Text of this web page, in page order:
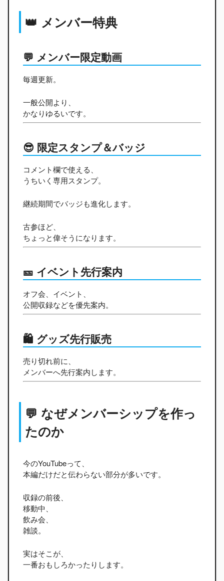
👑 メンバー特典
💬 メンバー限定動画
毎週更新。
一般公開より、
かなりゆるいです。
😎 限定スタンプ＆バッジ
コメント欄で使える、
うちいく専用スタンプ。
継続期間でバッジも進化します。
古参ほど、
ちょっと偉そうになります。
🎫 イベント先行案内
オフ会、イベント、
公開収録などを優先案内。
🛍️ グッズ先行販売
売り切れ前に、
メンバーへ先行案内します。
💬 なぜメンバーシップを作っ
たのか
今のYouTubeって、
本編だけだと伝わらない部分が多いです。
収録の前後、
移動中、
飲み会、
雑談。
実はそこが、
一番おもしろかったりします。